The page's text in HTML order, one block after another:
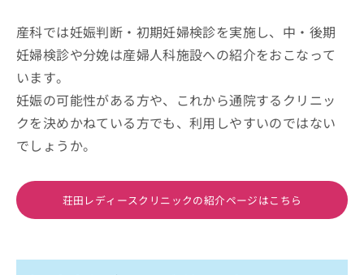
産科では妊娠判断・初期妊婦検診を実施し、中・後期
妊婦検診や分娩は産婦人科施設への紹介をおこなって
います。
妊娠の可能性がある方や、これから通院するクリニッ
クを決めかねている方でも、利用しやすいのではない
でしょうか。
荘田レディースクリニックの紹介ページはこちら